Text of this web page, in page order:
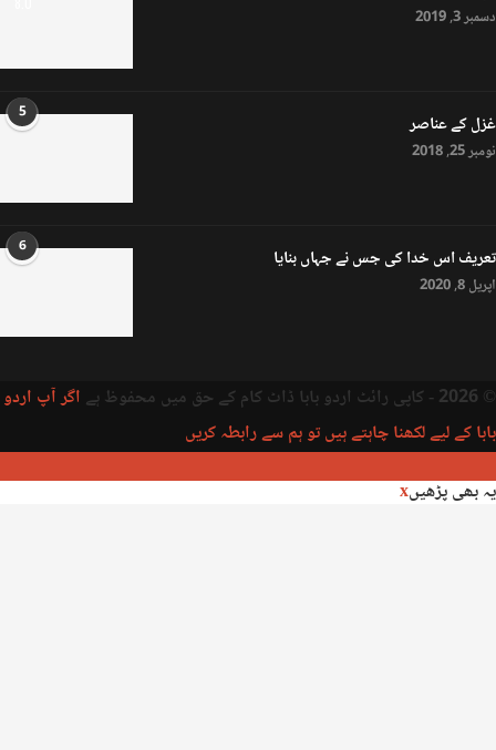
دسمبر 3, 2019
5 غزل کے عناصر
نومبر 25, 2018
6 تعریف اس خدا کی جس نے جہاں بنایا
اپریل 8, 2020
© 2026 - کاپی رائٹ اردو بابا ڈاٹ کام کے حق میں محفوظ ہے
اگر آپ اردو
بابا کے لیے لکھنا چاہتے ہیں تو ہم سے رابطہ کریں
یہ بھی پڑھیںx